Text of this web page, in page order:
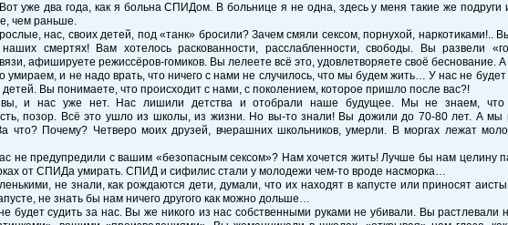
уже два года, как я больна СПИДом. В больнице я не одна, здесь у меня такие же подруги
чем раньше.
нас, своих детей, под «танк» бросили? Зачем смяли сексом, порнухой, наркотиками!..
смертях! Вам хотелось раскованности, расслабленности, свободы. Вы развели
афишируете режиссёров-гомиков. Вы лелеете всё это, удовлетворяете своё беснование.
умираем, и не надо врать, что ничего с нами не случилось, что мы будем жить… У нас не
Вы понимаете, что происходит с нами, с поколением, которое пришло после вас?!
и нас уже нет. Нас лишили детства и отобрали наше будущее. Мы не знаем, что
позор. Всё это ушло из школы, из жизни. Но вы-то знали! Вы дожили до 70-80 лет. А
что? Почему? Четверо моих друзей, вчерашних школьников, умерли. В моргах лежат
не предупредили с вашим «безопасным сексом»? Нам хочется жить! Лучше бы нам целину
от СПИДа умирать. СПИД и сифилис стали у молодежи чем-то вроде насморка…
не знали, как рождаются дети, думали, что их находят в капусте или приносят
не знать бы нам ничего другого как можно дольше…
будет судить за нас. Вы же никого из нас собственными руками не убивали. Вы растлевали